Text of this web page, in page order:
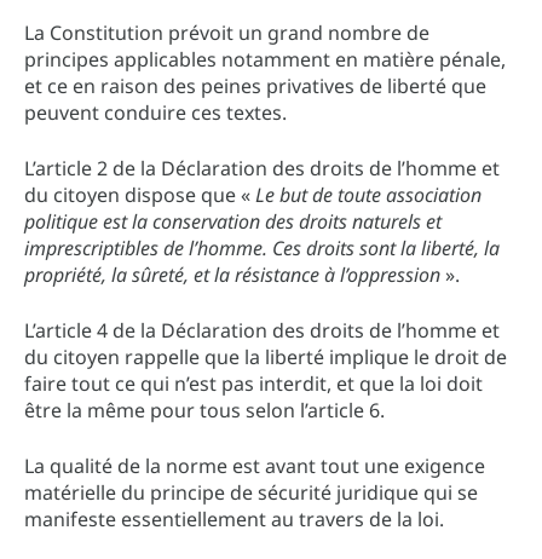
La Constitution prévoit un grand nombre de
principes applicables notamment en matière pénale,
et ce en raison des peines privatives de liberté que
peuvent conduire ces textes.
L’article 2 de la Déclaration des droits de l’homme et
du citoyen dispose que «Le but de toute association
politique est la conservation des droits naturels et
imprescriptibles de l’homme. Ces droits sont la liberté, la
propriété, la sûreté, et la résistance à l’oppression».
L’article 4 de la Déclaration des droits de l’homme et
du citoyen rappelle que la liberté implique le droit de
faire tout ce qui n’est pas interdit, et que la loi doit
être la même pour tous selon l’article 6.
La qualité de la norme est avant tout une exigence
matérielle du principe de sécurité juridique qui se
manifeste essentiellement au travers de la loi.